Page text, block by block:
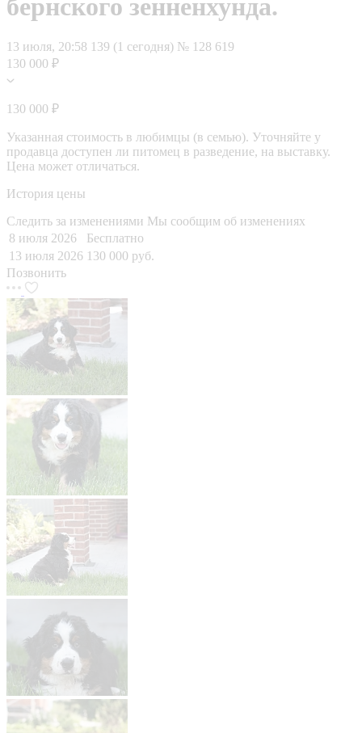
бернского зенненхунда.
13 июля, 20:58 139 (1 сегодня) № 128 619
130 000 ₽
130 000 ₽
Указанная стоимость в любимцы (в семью). Уточняйте у
продавца доступен ли питомец в разведение, на выставку.
Цена может отличаться.
История цены
Следить за изменениями Мы сообщим об изменениях
8 июля 2026
Бесплатно
13 июля 2026 130 000 руб.
Позвонить